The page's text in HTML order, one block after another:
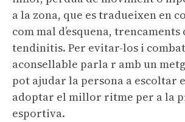
a la zona, que es tradueixen en
com mal d’esquena, trencaments
tendinitis. Per evitar-los i
aconsellable parla r amb un
pot ajudar la persona a escoltar
adoptar el millor ritme per a la
esportiva.